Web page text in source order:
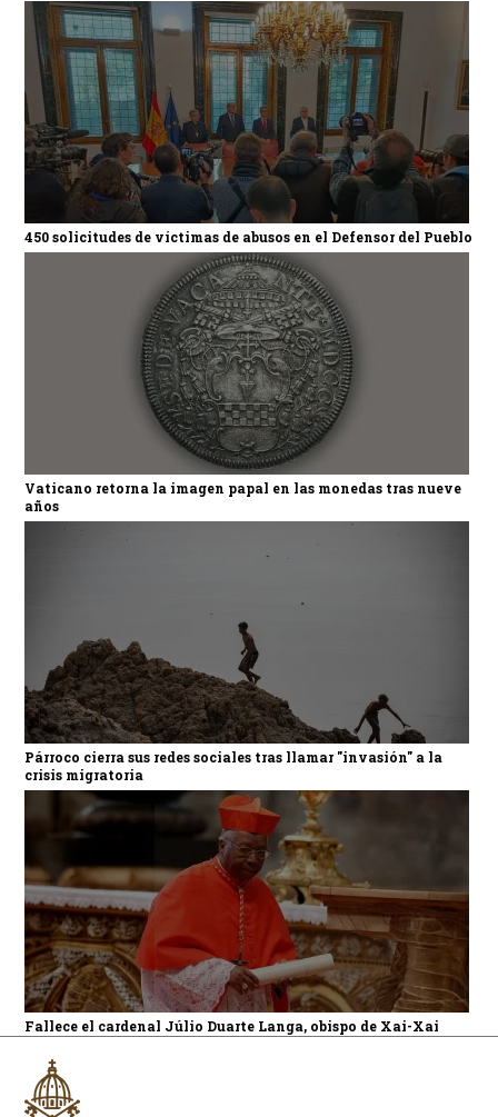
450 solicitudes de víctimas de abusos en el Defensor del Pueblo
Vaticano retorna la imagen papal en las monedas tras nueve
años
Párroco cierra sus redes sociales tras llamar "invasión" a la
crisis migratoria
Fallece el cardenal Júlio Duarte Langa, obispo de Xai-Xai